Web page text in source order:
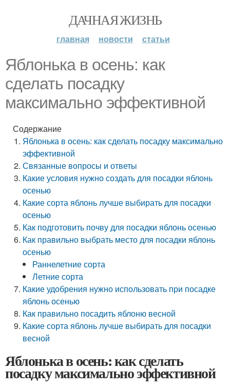
ДАЧНАЯ ЖИЗНЬ
главная новости статьи
Яблонька в осень: как
сделать посадку
максимально эффективной
Содержание
Яблонька в осень: как сделать посадку максимально
эффективной
Связанные вопросы и ответы
Какие условия нужно создать для посадки яблонь
осенью
Какие сорта яблонь лучше выбирать для посадки
осенью
Как подготовить почву для посадки яблонь осенью
Как правильно выбрать место для посадки яблонь
осенью
Раннелетние сорта
Летние сорта
Какие удобрения нужно использовать при посадке
яблонь осенью
Как правильно посадить яблоню весной
Какие сорта яблонь лучше выбирать для посадки
весной
Яблонька в осень: как сделать
посадку максимально эффективной